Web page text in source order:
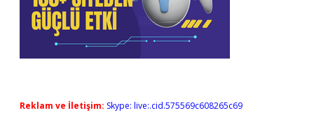
Reklam ve İletişim: Skype: live:.cid.575569c608265c69